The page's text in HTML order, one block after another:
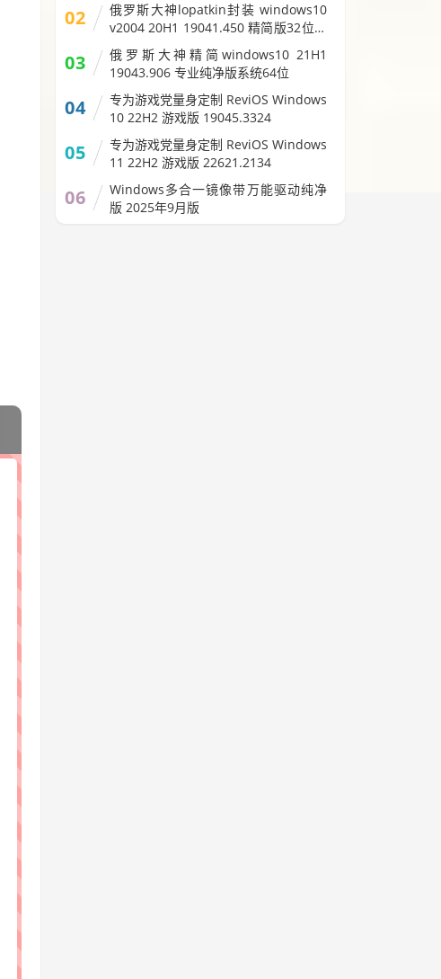
02
俄罗斯大神lopatkin封装 windows10
v2004 20H1 19041.450 精简版32位＋
64位
03
俄罗斯大神精简windows10 21H1
19043.906 专业纯净版系统64位
04
专为游戏党量身定制 ReviOS Windows
10 22H2 游戏版 19045.3324
05
专为游戏党量身定制 ReviOS Windows
11 22H2 游戏版 22621.2134
06
Windows多合一镜像带万能驱动纯净
版 2025年9月版